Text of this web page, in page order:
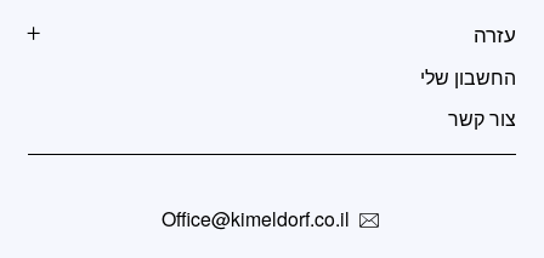
עזרה
החשבון שלי
צור קשר
Office@kimeldorf.co.il